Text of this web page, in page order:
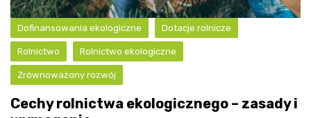
Dofinansowania ekologiczne Dotacje rolnicze
Rolnictwo Rolnictwo ekologiczne
Zrównoważony rozwój
Cechy rolnictwa ekologicznego – zasady i